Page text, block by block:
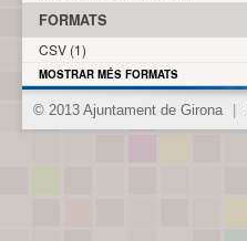
FORMATS
CSV (1)
MOSTRAR MÉS FORMATS
© 2013 Ajuntament de Girona